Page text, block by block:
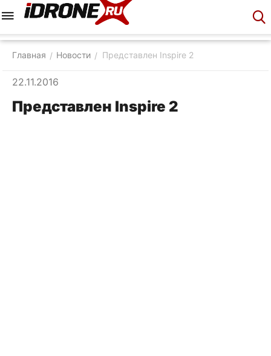
Главная / Новости / Представлен Inspire 2
22.11.2016
Представлен Inspire 2
Корзина